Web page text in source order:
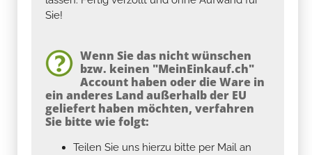
Sie!
Wenn Sie das nicht wünschen
bzw. keinen "MeinEinkauf.ch"
Account haben oder die Ware in
ein anderes Land außerhalb der EU
geliefert haben möchten, verfahren
Sie bitte wie folgt:
Teilen Sie uns hierzu bitte per Mail an